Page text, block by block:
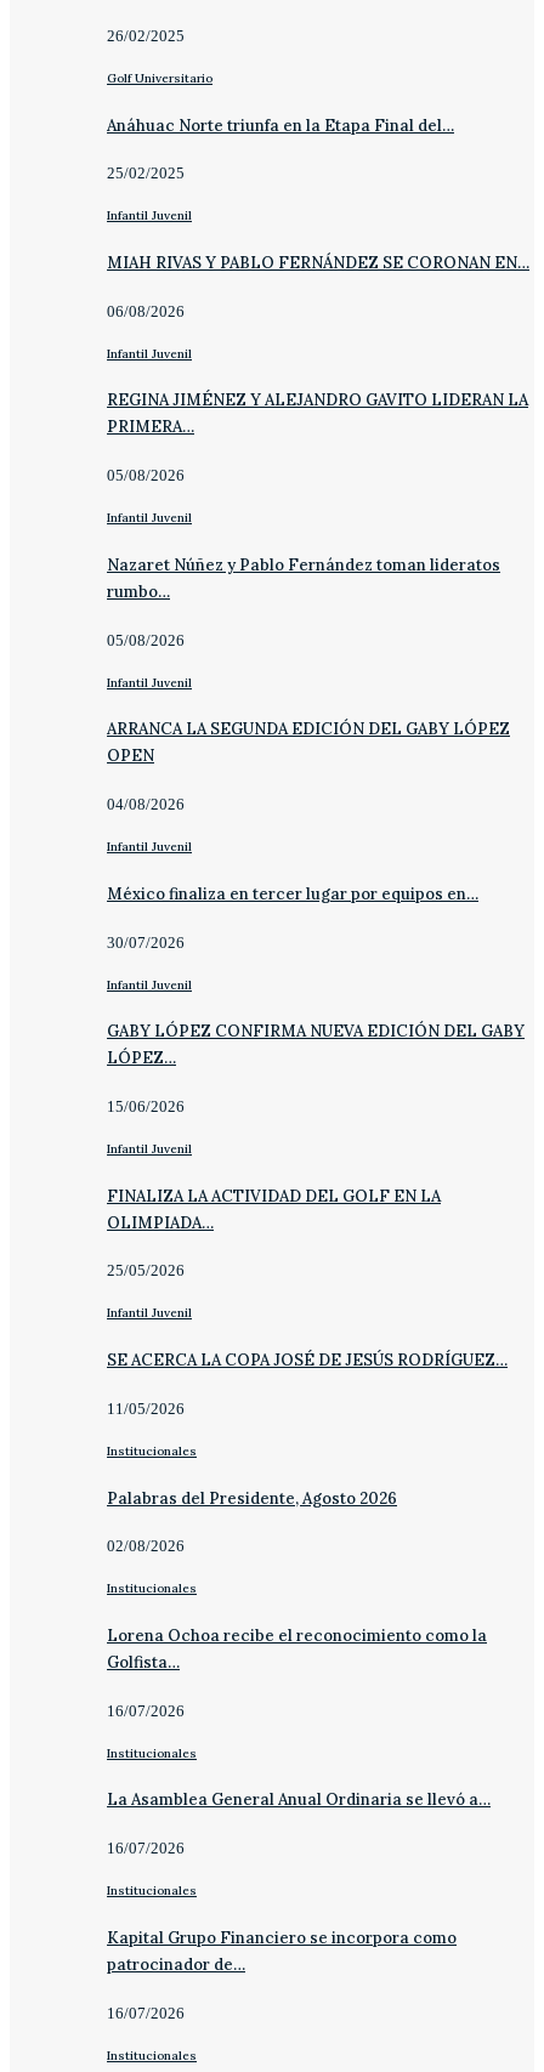
26/02/2025
Golf Universitario
Anáhuac Norte triunfa en la Etapa Final del…
25/02/2025
Infantil Juvenil
MIAH RIVAS Y PABLO FERNÁNDEZ SE CORONAN EN…
06/08/2026
Infantil Juvenil
REGINA JIMÉNEZ Y ALEJANDRO GAVITO LIDERAN LA
PRIMERA…
05/08/2026
Infantil Juvenil
Nazaret Núñez y Pablo Fernández toman lideratos
rumbo…
05/08/2026
Infantil Juvenil
ARRANCA LA SEGUNDA EDICIÓN DEL GABY LÓPEZ
OPEN
04/08/2026
Infantil Juvenil
México finaliza en tercer lugar por equipos en…
30/07/2026
Infantil Juvenil
GABY LÓPEZ CONFIRMA NUEVA EDICIÓN DEL GABY
LÓPEZ…
15/06/2026
Infantil Juvenil
FINALIZA LA ACTIVIDAD DEL GOLF EN LA
OLIMPIADA…
25/05/2026
Infantil Juvenil
SE ACERCA LA COPA JOSÉ DE JESÚS RODRÍGUEZ…
11/05/2026
Institucionales
Palabras del Presidente, Agosto 2026
02/08/2026
Institucionales
Lorena Ochoa recibe el reconocimiento como la
Golfista…
16/07/2026
Institucionales
La Asamblea General Anual Ordinaria se llevó a…
16/07/2026
Institucionales
Kapital Grupo Financiero se incorpora como
patrocinador de…
16/07/2026
Institucionales